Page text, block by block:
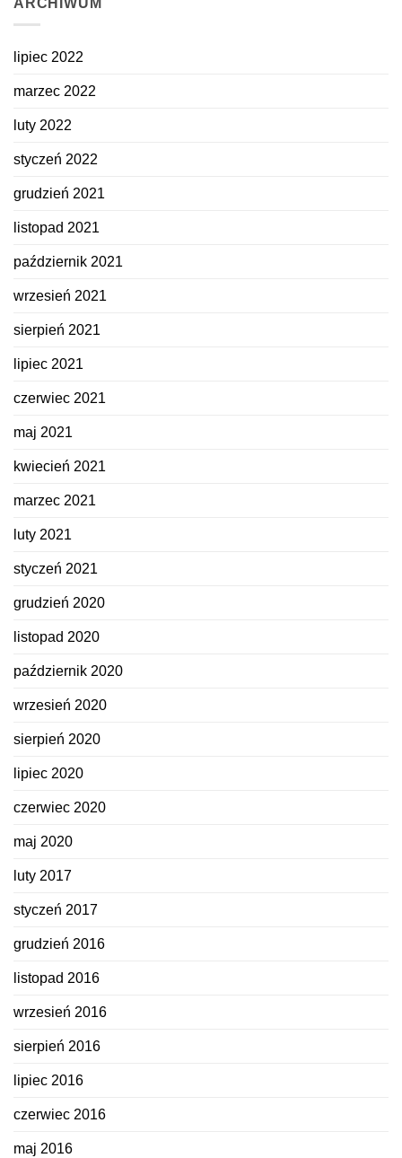
lipiec 2022
marzec 2022
luty 2022
styczeń 2022
grudzień 2021
listopad 2021
październik 2021
wrzesień 2021
sierpień 2021
lipiec 2021
czerwiec 2021
maj 2021
kwiecień 2021
marzec 2021
luty 2021
styczeń 2021
grudzień 2020
listopad 2020
październik 2020
wrzesień 2020
sierpień 2020
lipiec 2020
czerwiec 2020
maj 2020
luty 2017
styczeń 2017
grudzień 2016
listopad 2016
wrzesień 2016
sierpień 2016
lipiec 2016
czerwiec 2016
maj 2016